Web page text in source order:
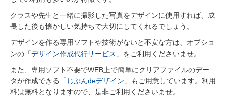
クラスや先生と一緒に撮影した写真をデザインに使用すれば、成
長した後も懐かしい気持ちで大切にしてくれるでしょう。
デザインを作る専用ソフトや技術がないと不安な方は、オプショ
ンの「デザイン作成代行サービス 」をご利用くださいませ。
また、専用ソフト不要でWEB上で簡単にクリアファイルのデー
タが作成できる「 じぶんdeデザイン 」もご用意しています。利用
料は無料となりますので、是非ご利用くださいませ。